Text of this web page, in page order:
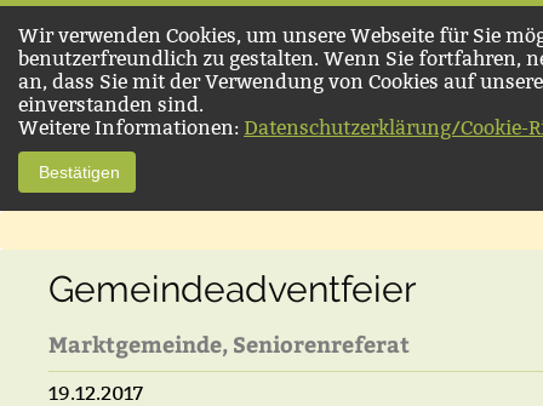
Wir verwenden Cookies, um unsere Webseite für Sie
benutzerfreundlich zu gestalten. Wenn Sie fortfahren,
an, dass Sie mit der Verwendung von Cookies auf
einverstanden sind.
Weitere Informationen: Datenschutzerklärung/Cookie-
Bestätigen
Gemeindeadventfeier
Marktgemeinde, Seniorenreferat
19.12.2017